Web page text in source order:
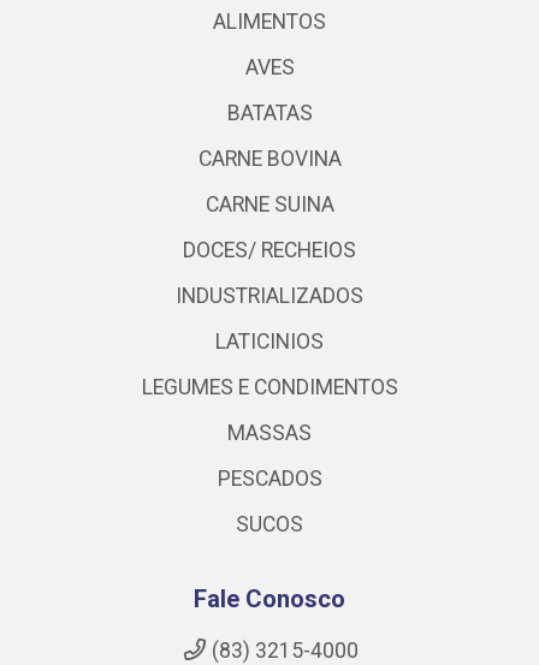
ALIMENTOS
AVES
BATATAS
CARNE BOVINA
CARNE SUINA
DOCES/ RECHEIOS
INDUSTRIALIZADOS
LATICINIOS
LEGUMES E CONDIMENTOS
MASSAS
PESCADOS
SUCOS
Fale Conosco
(83) 3215-4000